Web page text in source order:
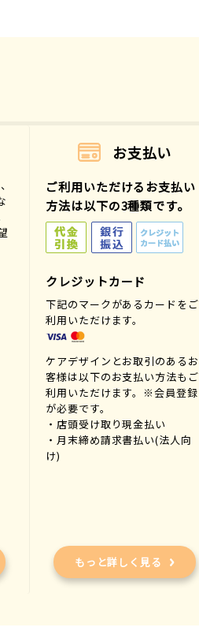
お支払い
ご利用いただけるお支払い
方法は以下の3種類です。
クレジットカード
下記のマークがあるカードをご
利用いただけます。
ケアデザインとお取引のあるお
客様は以下のお支払い方法もご
利用いただけます。※会員登録
が必要です。
・店頭受け取り現金払い
・月末締め請求書払い(法人向
け)
もっと詳しく見る